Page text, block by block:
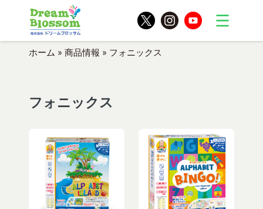
ホーム » 商品情報 » フォニックス
フォニックス